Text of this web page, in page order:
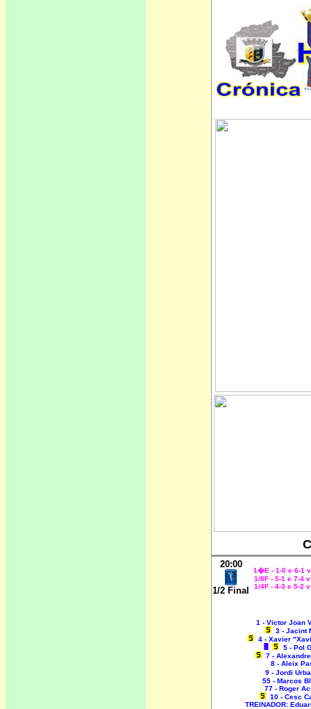
20:00
1/2 Final
1�E - 1-0 e 6-1
1/8F - 5-1 e 7-4
1/4F - 4-3 e 5-2
1 - Victor Joan
3 - Jacint
4 - Xavier
5 - Pol
7 -
8 - Aleix
9 - Jordi
55 - Marcos
77 - Roger
10 - Cesc
TREINADOR: